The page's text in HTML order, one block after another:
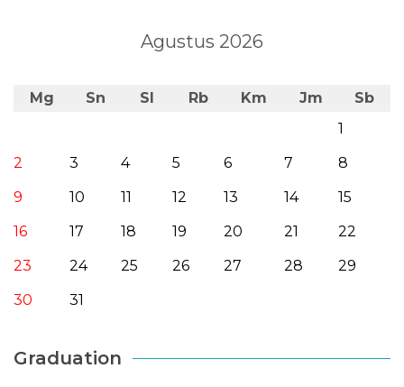
Agustus 2026
Mg Sn Sl Rb Km Jm
Sb
1
2
3 4 5 6 7
8
9
10 11 12 13 14
15
16
17 18 19 20 21
22
23
24 25 26 27 28
29
30
31
Graduation